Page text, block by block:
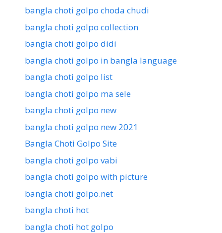
bangla choti golpo choda chudi
bangla choti golpo collection
bangla choti golpo didi
bangla choti golpo in bangla language
bangla choti golpo list
bangla choti golpo ma sele
bangla choti golpo new
bangla choti golpo new 2021
Bangla Choti Golpo Site
bangla choti golpo vabi
bangla choti golpo with picture
bangla choti golpo.net
bangla choti hot
bangla choti hot golpo